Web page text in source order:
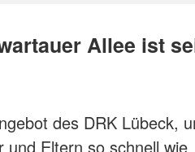
Allee ist
des DRK Lübeck,
Eltern so schnell wie